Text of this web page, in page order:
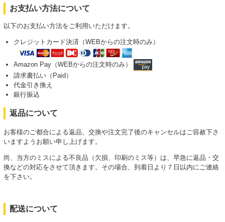
お支払い方法について
以下のお支払い方法をご利用いただけます。
クレジットカード決済（WEBからの注文時のみ）
Amazon Pay（WEBからの注文時のみ）
請求書払い（Paid）
代金引き換え
銀行振込
返品について
お客様のご都合による返品、交換や注文完了後のキャンセルはご容赦下さ
いますようお願い申し上げます。
尚、当方のミスによる不良品（欠損、印刷のミス等）は、早急に返品・交
換などの対応をさせて頂きます。その場合、到着日より７日以内にご連絡
を下さい。
配送について